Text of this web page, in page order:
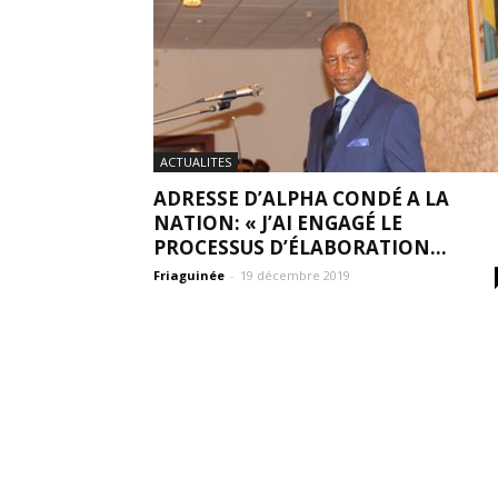
ACTUALITES
ADRESSE D’ALPHA CONDÉ A LA
NATION: « J’AI ENGAGÉ LE
PROCESSUS D’ÉLABORATION...
Friaguinée - 19 décembre 2019